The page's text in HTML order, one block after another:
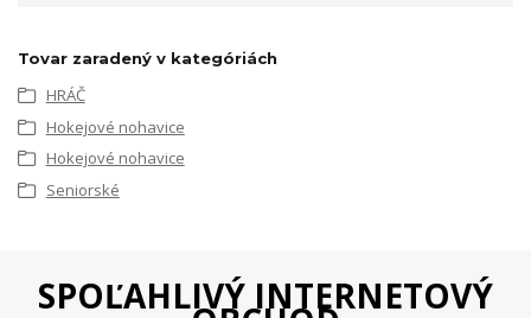
Tovar zaradený v kategóriách
HRÁČ
Hokejové nohavice
Hokejové nohavice
Seniorské
SPOĽAHLIVÝ INTERNETOVÝ